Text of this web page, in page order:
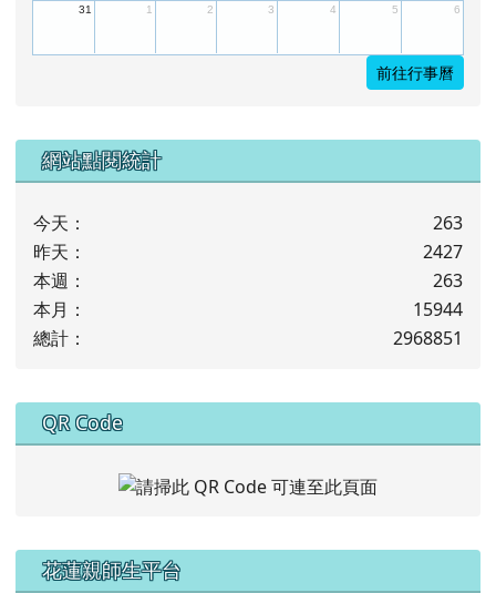
31 1 2 3 4 5 6
前往行事曆
下中左區域內容
網站點閱統計
今天：
263
昨天：
2427
本週：
263
本月：
15944
總計：
2968851
下中右區域內容
QR Code
左邊區域內容
花蓮親師生平台